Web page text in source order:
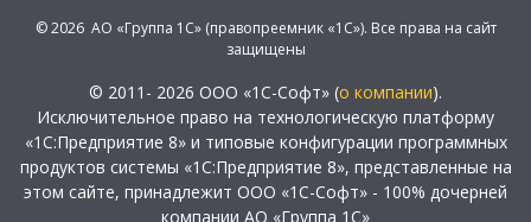
© 2026 АО «Группа 1С» (правопреемник «1С»). Все права на сайт
защищены
© 2011- 2026 ООО «1С-Софт» (о компании).
Исключительное право на технологическую платформу
«1С:Предприятие 8» и типовые конфигурации программных
продуктов системы «1С:Предприятие 8», представленные на
этом сайте, принадлежит ООО «1С-Софт» - 100% дочерней
компании АО «Группа 1С»